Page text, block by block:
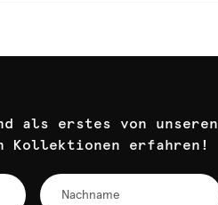
als erstes von unseren
Kollektionen erfahren!